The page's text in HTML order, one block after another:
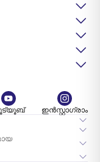
ഇൻസ്റ്റാഗ്രാം